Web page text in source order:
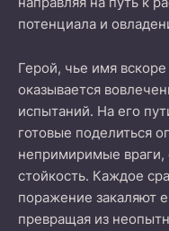
потенциала и
Герой, чье имя
оказывается
испытаний. На его
готовые поделиться
непримиримые враги,
стойкость. Каждое
поражение закаляют
превращая из